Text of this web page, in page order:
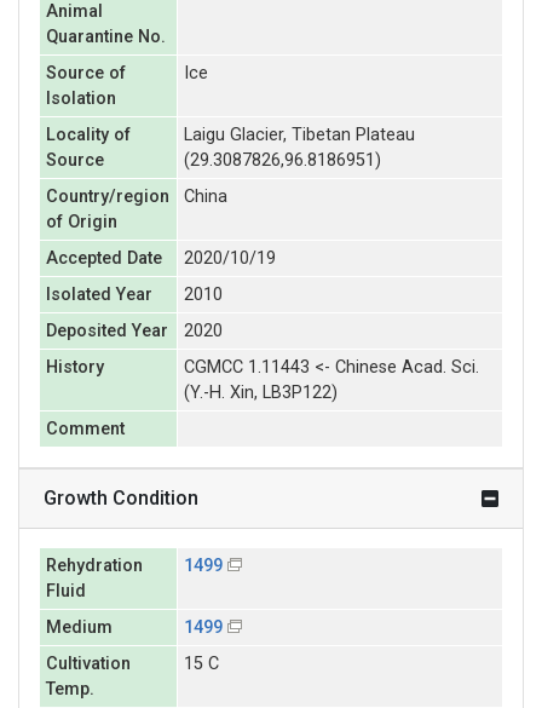
Animal
Quarantine No.
Source of
Isolation
Ice
Locality of
Source
Laigu Glacier, Tibetan Plateau
(29.3087826,96.8186951)
Country/region
of Origin
China
Accepted Date
2020/10/19
Isolated Year
2010
Deposited Year
2020
History
CGMCC 1.11443 <- Chinese Acad. Sci.
(Y.-H. Xin, LB3P122)
Comment
Growth Condition
Rehydration
Fluid
1499
Medium
1499
Cultivation
Temp.
15 C